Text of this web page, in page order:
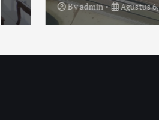
By admin Agustus 6, 2026